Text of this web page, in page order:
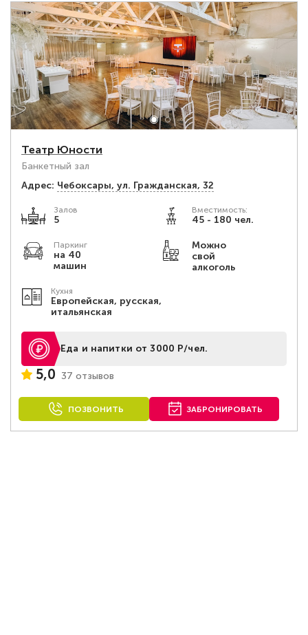
Театр Юности
Банкетный зал
Адрес: Чебоксары, ул. Гражданская, 32
Залов
5
Вместимость:
45 - 180 чел.
Паркинг
на 40
машин
Можно
свой
алкоголь
Кухня
Европейская, русская,
итальянская
Еда и напитки от 3000 Р/чел.
5,0 37 отзывов
ПОЗВОНИТЬ ЗАБРОНИРОВАТЬ